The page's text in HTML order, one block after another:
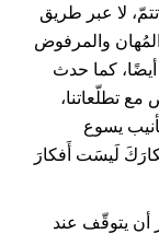
لا عبر طريق
والمرفوض
كما حدث
تطلّعاتنا،
يسوع
لَيسَت أَفكارَ
أن يتوقّف عند